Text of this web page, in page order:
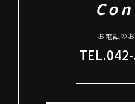
お電話の